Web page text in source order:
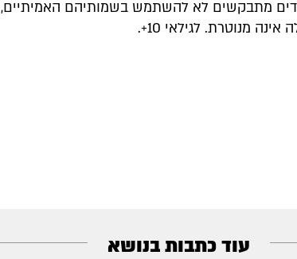
מתבקשים לא להשתמש בשמותיהם האמיתיים,
מנוטרת. לגילאי 10+.
עוד כתבות בנושא